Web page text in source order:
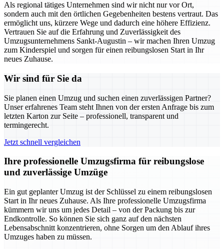
Als regional tätiges Unternehmen sind wir nicht nur vor Ort,
sondern auch mit den örtlichen Gegebenheiten bestens vertraut. Das
ermöglicht uns, kürzere Wege und dadurch eine höhere Effizienz.
Vertrauen Sie auf die Erfahrung und Zuverlässigkeit des
Umzugsunternehmens Sankt-Augustin – wir machen Ihren Umzug
zum Kinderspiel und sorgen für einen reibungslosen Start in Ihr
neues Zuhause.
Wir sind für Sie da
Sie planen einen Umzug und suchen einen zuverlässigen Partner?
Unser erfahrenes Team steht Ihnen von der ersten Anfrage bis zum
letzten Karton zur Seite – professionell, transparent und
termingerecht.
Jetzt schnell vergleichen
Ihre professionelle Umzugsfirma für reibungslose
und zuverlässige Umzüge
Ein gut geplanter Umzug ist der Schlüssel zu einem reibungslosen
Start in Ihr neues Zuhause. Als Ihre professionelle Umzugsfirma
kümmern wir uns um jedes Detail – von der Packung bis zur
Endkontrolle. So können Sie sich ganz auf den nächsten
Lebensabschnitt konzentrieren, ohne Sorgen um den Ablauf ihres
Umzuges haben zu müssen.